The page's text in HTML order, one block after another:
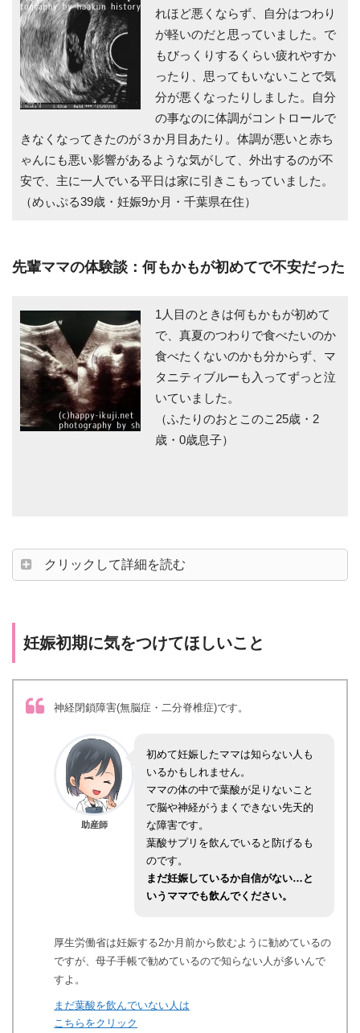
れほど悪くならず、自分はつわり
が軽いのだと思っていました。で
もびっくりするくらい疲れやすか
ったり、思ってもいないことで気
分が悪くなったりしました。自分
の事なのに体調がコントロールで
きなくなってきたのが３か月目あたり。体調が悪いと赤ち
ゃんにも悪い影響があるような気がして、外出するのが不
安で、主に一人でいる平日は家に引きこもっていました。
（めぃぷる39歳・妊娠9か月・千葉県在住）
先輩ママの体験談：何もかもが初めてで不安だった
1人目のときは何もかもが初めて
で、真夏のつわりで食べたいのか
食べたくないのかも分からず、マ
タニティブルーも入ってずっと泣
いていました。
（ふたりのおとこのこ25歳・2
歳・0歳息子）
クリックして詳細を読む
妊娠初期に気をつけてほしいこと
神経閉鎖障害(無脳症・二分脊椎症)です。
助産師
初めて妊娠したママは知らない人も
いるかもしれません。
ママの体の中で葉酸が足りないこと
で脳や神経がうまくできない先天的
な障害です。
葉酸サプリを飲んでいると防げるも
のです。
まだ妊娠しているか自信がない…と
いうママでも飲んでください。
厚生労働省は妊娠する2か月前から飲むように勧めているの
ですが、母子手帳で勧めているので知らない人が多いんで
すよ。
まだ葉酸を飲んでいない人は
こちらをクリック